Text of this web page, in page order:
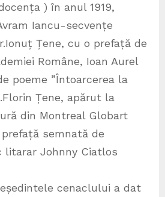
) în anul 1919,
Iancu-secvențe
Țene, cu o prefață de
Române, Ioan Aurel
poeme ”Întoarcerea la
Țene, apărut la
din Montreal Globart
semnată de
Johnny Ciatlos
cenaclului a dat